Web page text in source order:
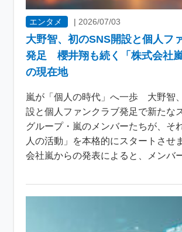
エンタメ | 2026/07/03
大野智、初のSNS開設と個人フ
発足 櫻井翔も続く「株式会社
の現在地
嵐が「個人の時代」へ一歩 大野智
設と個人ファンクラブ発足で新たな
グループ・嵐のメンバーたちが、そ
人の活動」を本格的にスタートさせ
会社嵐からの発表によると、メンバ